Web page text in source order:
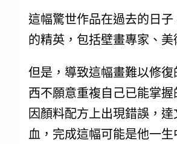
這幅驚世作品在過去的日
的精英，包括壁畫專家、
但是，導致這幅畫難以修
西不願意重複自己已能掌
因顏料配方上出現錯誤，
血，完成這幅可能是他一生